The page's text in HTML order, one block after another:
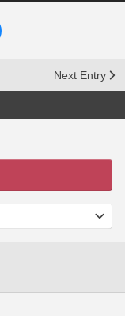
Next Entry